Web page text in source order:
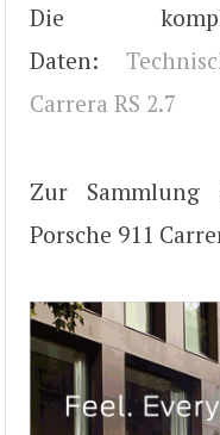
Die
Daten:
Carrera RS 2.7
Zur
Porsche 911